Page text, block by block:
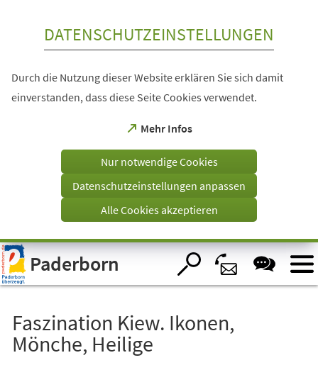
Visuelle
Assistenzsoftware
öffnen.
DATENSCHUTZEINSTELLUNGEN
Durch die Nutzung dieser Website erklären Sie sich damit
einverstanden, dass diese Seite Cookies verwendet.
Mehr Infos
(Öffnet
einem
Tab)
Nur notwendige Cookies
Datenschutzeinstellungen anpassen
Alle Cookies akzeptieren
Paderborn
Faszination Kiew. Ikonen,
Mönche, Heilige